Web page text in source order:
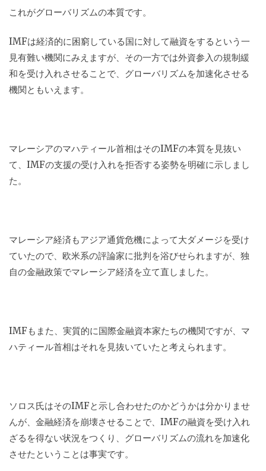
これがグローバリズムの本質です。
IMFは経済的に困窮している国に対して融資をするという一
見有難い機関にみえますが、その一方では外資参入の規制緩
和を受け入れさせることで、グローバリズムを加速化させる
機関ともいえます。
マレーシアのマハティール首相はそのIMFの本質を見抜い
て、IMFの支援の受け入れを拒否する姿勢を明確に示しまし
た。
マレーシア経済もアジア通貨危機によって大ダメージを受け
ていたので、欧米系の評論家に批判を浴びせられますが、独
自の金融政策でマレーシア経済を立て直しました。
IMFもまた、実質的に国際金融資本家たちの機関ですが、マ
ハティール首相はそれを見抜いていたと考えられます。
ソロス氏はそのIMFと示し合わせたのかどうかは分かりませ
んが、金融経済を崩壊させることで、IMFの融資を受け入れ
ざるを得ない状況をつくり、グローバリズムの流れを加速化
させたということは事実です。